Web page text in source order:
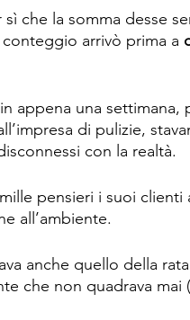
che la somma desse
arrivò prima a
appena una settimana,
di pulizie,
con la realtà.
pensieri i suoi clienti
all’ambiente.
anche quello della
che non quadrava mai